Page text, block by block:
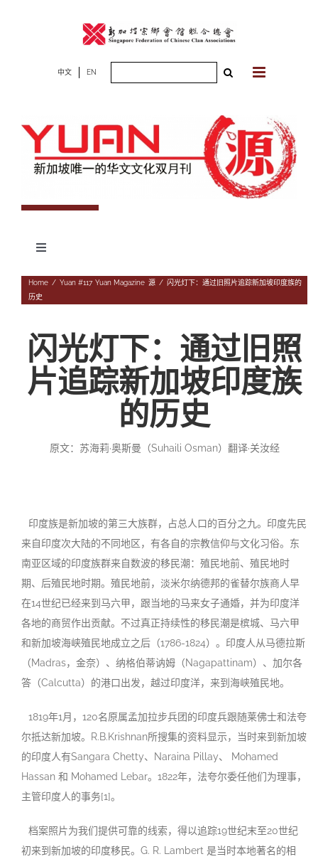
中文 EN
Toggle
专题
文化
艺术
往期杂志
181期
179期
177期
投稿
征稿启事
关于我们
编委会
{username} | 退出
Home / Yuan #117, Yuan Magazine, 源 / 闪光灯下：通过旧照片追踪新加坡印度族的
历史
闪光灯下：通过旧照
片追踪新加坡印度族
的历史
原文：苏海莉·奥斯曼（Suhaili Osman）翻译·关汝经
印度族是新加坡的第三大族群，占总人口的百分之九。印度先民
来自印度次大陆的不同地区，有各自的宗教信仰与文化习俗。东
南亚区域的印度族群来自数波的移民潮：殖民地前、殖民地时
期、后殖民地时期。殖民地前，淡米尔纳德邦的雀替尔族商人早
在14世纪已经来到马六甲，跟当地的马来女子通婚，并为印度洋
各地的商贸作出贡献。不过真正持续性的移民潮是槟城、马六甲
和新加坡海峡殖民地成立之后（1786-1824）。印度人从马德拉斯
（Madras，金奈）、纳格伯蒂讷姆（Nagapattinam）、加尔各
答（Calcutta）的港口出发，越过印度洋，来到海峡殖民地。
1819年1月，120名原属孟加拉步兵团的印度兵跟随莱佛士和法夸
尔抵达新加坡。R.B.Krishnan所搜集的资料显示，当时来到新加坡
的印度人有Sangara Chetty、Naraina Pillay、 Mohamed
Hassan 和 Mohamed Lebar。1822年，法夸尔委任他们为理事，
主管印度人的事务[1]。
档案照片为我们提供可靠的线索，得以追踪19世纪末至20世纪
初来到新加坡的印度移民。G. R. Lambert 是当时本地著名的相